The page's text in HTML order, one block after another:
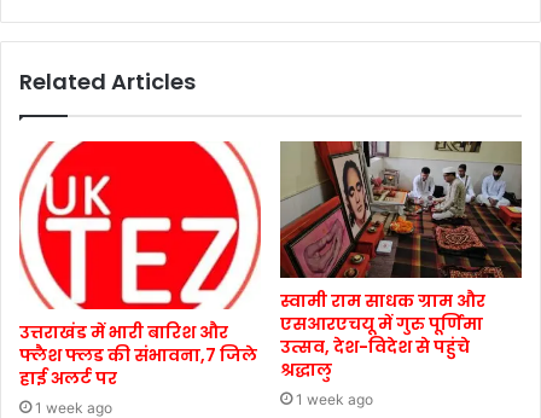
Related Articles
उत्तराखंड में भारी बारिश और
फ्लैश फ्लड की संभावना,7 जिले
हाई अलर्ट पर
1 week ago
स्वामी राम साधक ग्राम और
एसआरएचयू में गुरु पूर्णिमा
उत्सव, देश-विदेश से पहुंचे
श्रद्धालु
1 week ago